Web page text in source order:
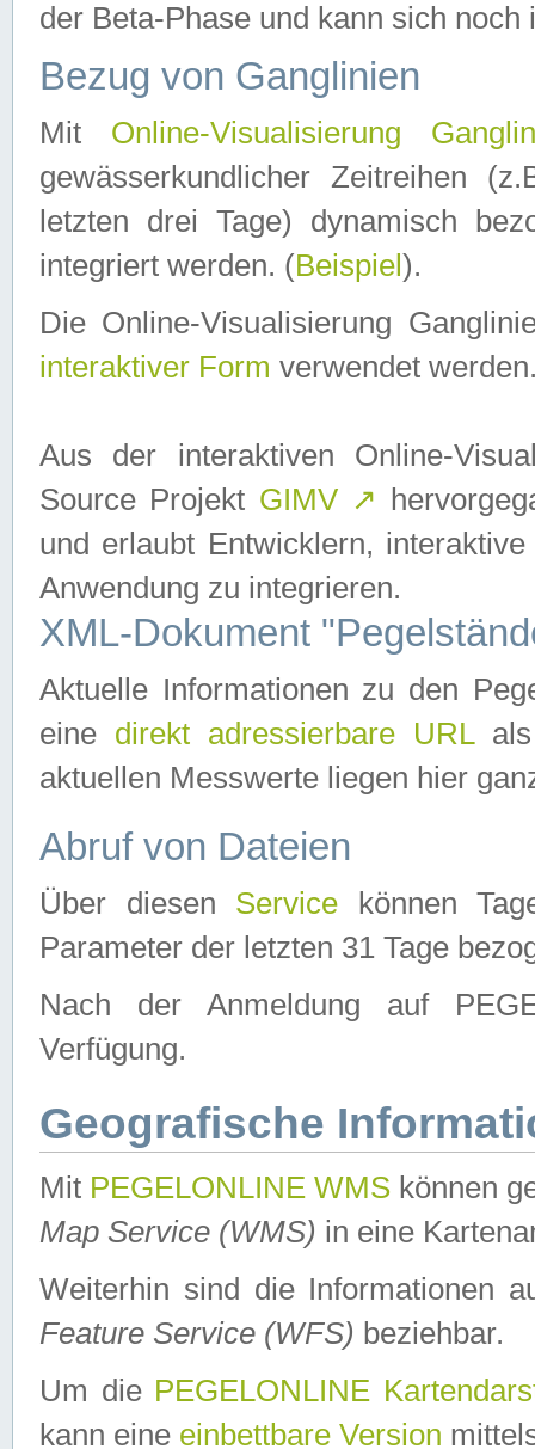
der Beta-Phase und kann sich noch
Bezug von Ganglinien
Mit Online-Visualisierung
gewässerkundlicher Zeitreihen
letzten drei Tage) dynamisch
integriert werden. (Beispiel ).
Die Online-Visualisierung
interaktiver Form verwendet
Aus der interaktiven Online-
Source Projekt GIMV ↗
und erlaubt Entwicklern,
Anwendung zu integrieren.
XML-Dokument
Aktuelle Informationen zu den
eine direkt adressierbare URLals
aktuellen Messwerte liegen hier
Abruf von Dateien
Über diesen Service können
Parameter der letzten 31 Tage
Nach der Anmeldung auf
Verfügung.
Geografische
Mit PEGELONLINE WMS können
Map Service (WMS) in eine
Weiterhin sind die Informationen
Feature Service (WFS) beziehbar.
Um die PEGELONLINE
kann eine einbettbare Version